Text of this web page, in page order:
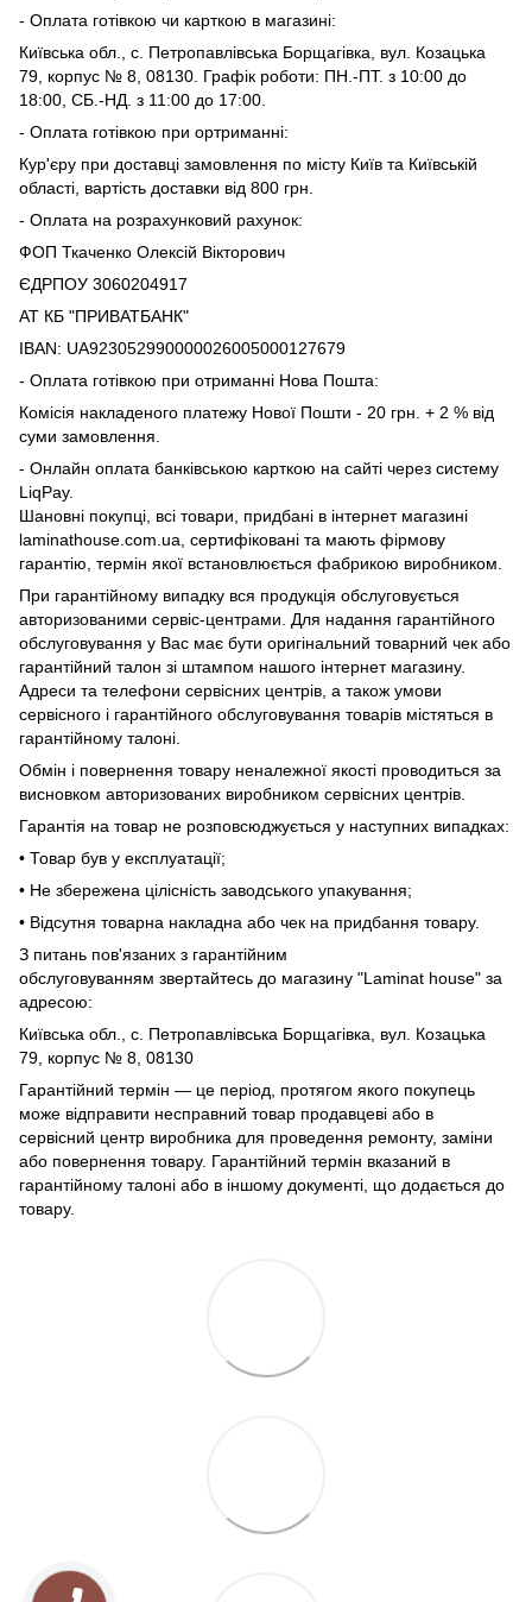
- Оплата готівкою чи карткою в магазині:
Київська обл., с. Петропавлівська Борщагівка, вул. Козацька
79, корпус № 8, 08130. Графік роботи: ПН.-ПТ. з 10:00 до
18:00, СБ.-НД. з 11:00 до 17:00.
- Оплата готівкою при ортриманні:
Кур'єру при доставці замовлення по місту Київ та Київській
області, вартість доставки від 800 грн.
- Оплата на розрахунковий рахунок:
ФОП Ткаченко Олексій Вікторович
ЄДРПОУ 3060204917
АТ КБ "ПРИВАТБАНК"
IВAN: UA923052990000026005000127679
- Оплата готівкою при отриманні Нова Пошта:
Комісія накладеного платежу Нової Пошти - 20 грн. + 2 % від
суми замовлення.
- Онлайн оплата банківською карткою на сайті через систему
LiqPay.
Шановні покупці, всі товари, придбані в інтернет магазині
laminathouse.com.ua, сертифіковані та мають фірмову
гарантію, термін якої встановлюється фабрикою виробником.
При гарантійному випадку вся продукція обслуговується
авторизованими сервіс-центрами. Для надання гарантійного
обслуговування у Вас має бути оригінальний товарний чек або
гарантійний талон зі штампом нашого інтернет магазину.
Адреси та телефони сервісних центрів, а також умови
сервісного і гарантійного обслуговування товарів містяться в
гарантійному талоні.
Обмін і повернення товару неналежної якості проводиться за
висновком авторизованих виробником сервісних центрів.
Гарантія на товар не розповсюджується у наступних випадках:
• Товар був у експлуатації;
• Не збережена цілісність заводського упакування;
• Відсутня товарна накладна або чек на придбання товару.
З питань пов'язаних з гарантійним
обслуговуванням звертайтесь до магазину "Laminat house" за
адресою:
Київська обл., с. Петропавлівська Борщагівка, вул. Козацька
79, корпус № 8, 08130
Гарантійний термін — це період, протягом якого покупець
може відправити несправний товар продавцеві або в
сервісний центр виробника для проведення ремонту, заміни
або повернення товару. Гарантійний термін вказаний в
гарантійному талоні або в іншому документі, що додається до
товару.